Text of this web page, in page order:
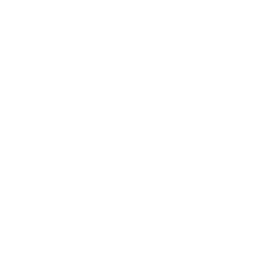
Ο δρόμος για τον 29ο
U21: Τεράστια πρόκριση
Γ΄ανδρών play offs :